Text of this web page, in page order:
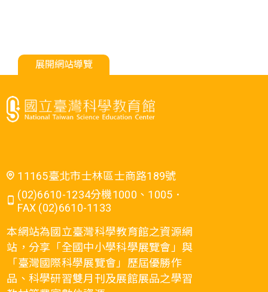
展開網站導覽
11165臺北市士林區士商路189號
(02)6610-1234分機1000、1005．
FAX (02)6610-1133
本網站為國立臺灣科學教育館之資源網
站，分享「全國中小學科學展覽會」與
「臺灣國際科學展覽會」歷屆優勝作
品、科學研習雙月刊及展館展品之學習